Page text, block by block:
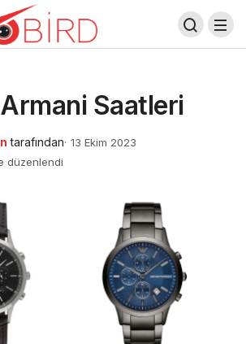
Saatleri
tarafından 13 Ekim 2023
düzenlendi